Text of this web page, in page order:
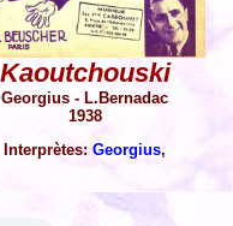
Kaoutchouski
Georgius - L.Bernadac
1938
Interprètes:Georgius,